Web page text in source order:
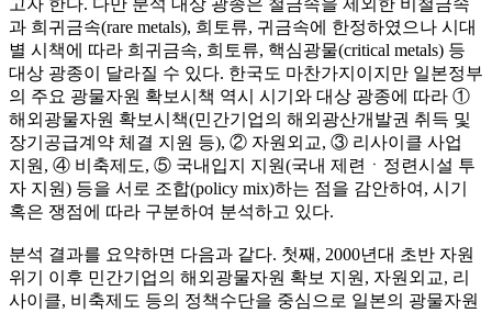
고자 한다. 다만 분석 대상 광종은 철금속을 제외한 비철금속
과 희귀금속(rare metals), 희토류, 귀금속에 한정하였으나 시대
별 시책에 따라 희귀금속, 희토류, 핵심광물(critical metals) 등
대상 광종이 달라질 수 있다. 한국도 마찬가지이지만 일본정부
의 주요 광물자원 확보시책 역시 시기와 대상 광종에 따라 ①
해외광물자원 확보시책(민간기업의 해외광산개발권 취득 및
장기공급계약 체결 지원 등), ② 자원외교, ③ 리사이클 사업
지원, ④ 비축제도, ⑤ 국내입지 지원(국내 제련ㆍ정련시설 투
자 지원) 등을 서로 조합(policy mix)하는 점을 감안하여, 시기
혹은 쟁점에 따라 구분하여 분석하고 있다.
분석 결과를 요약하면 다음과 같다. 첫째, 2000년대 초반 자원
위기 이후 민간기업의 해외광물자원 확보 지원, 자원외교, 리
사이클, 비축제도 등의 정책수단을 중심으로 일본의 광물자원